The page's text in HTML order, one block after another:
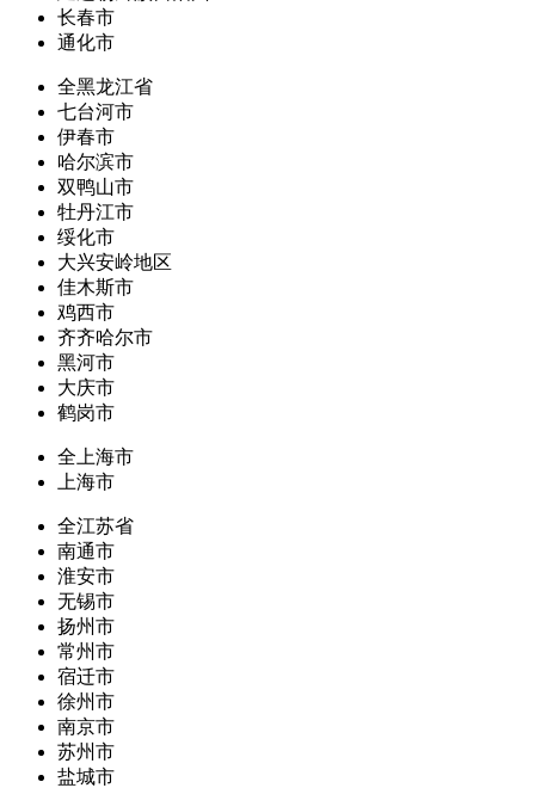
长春市
通化市
全黑龙江省
七台河市
伊春市
哈尔滨市
双鸭山市
牡丹江市
绥化市
大兴安岭地区
佳木斯市
鸡西市
齐齐哈尔市
黑河市
大庆市
鹤岗市
全上海市
上海市
全江苏省
南通市
淮安市
无锡市
扬州市
常州市
宿迁市
徐州市
南京市
苏州市
盐城市